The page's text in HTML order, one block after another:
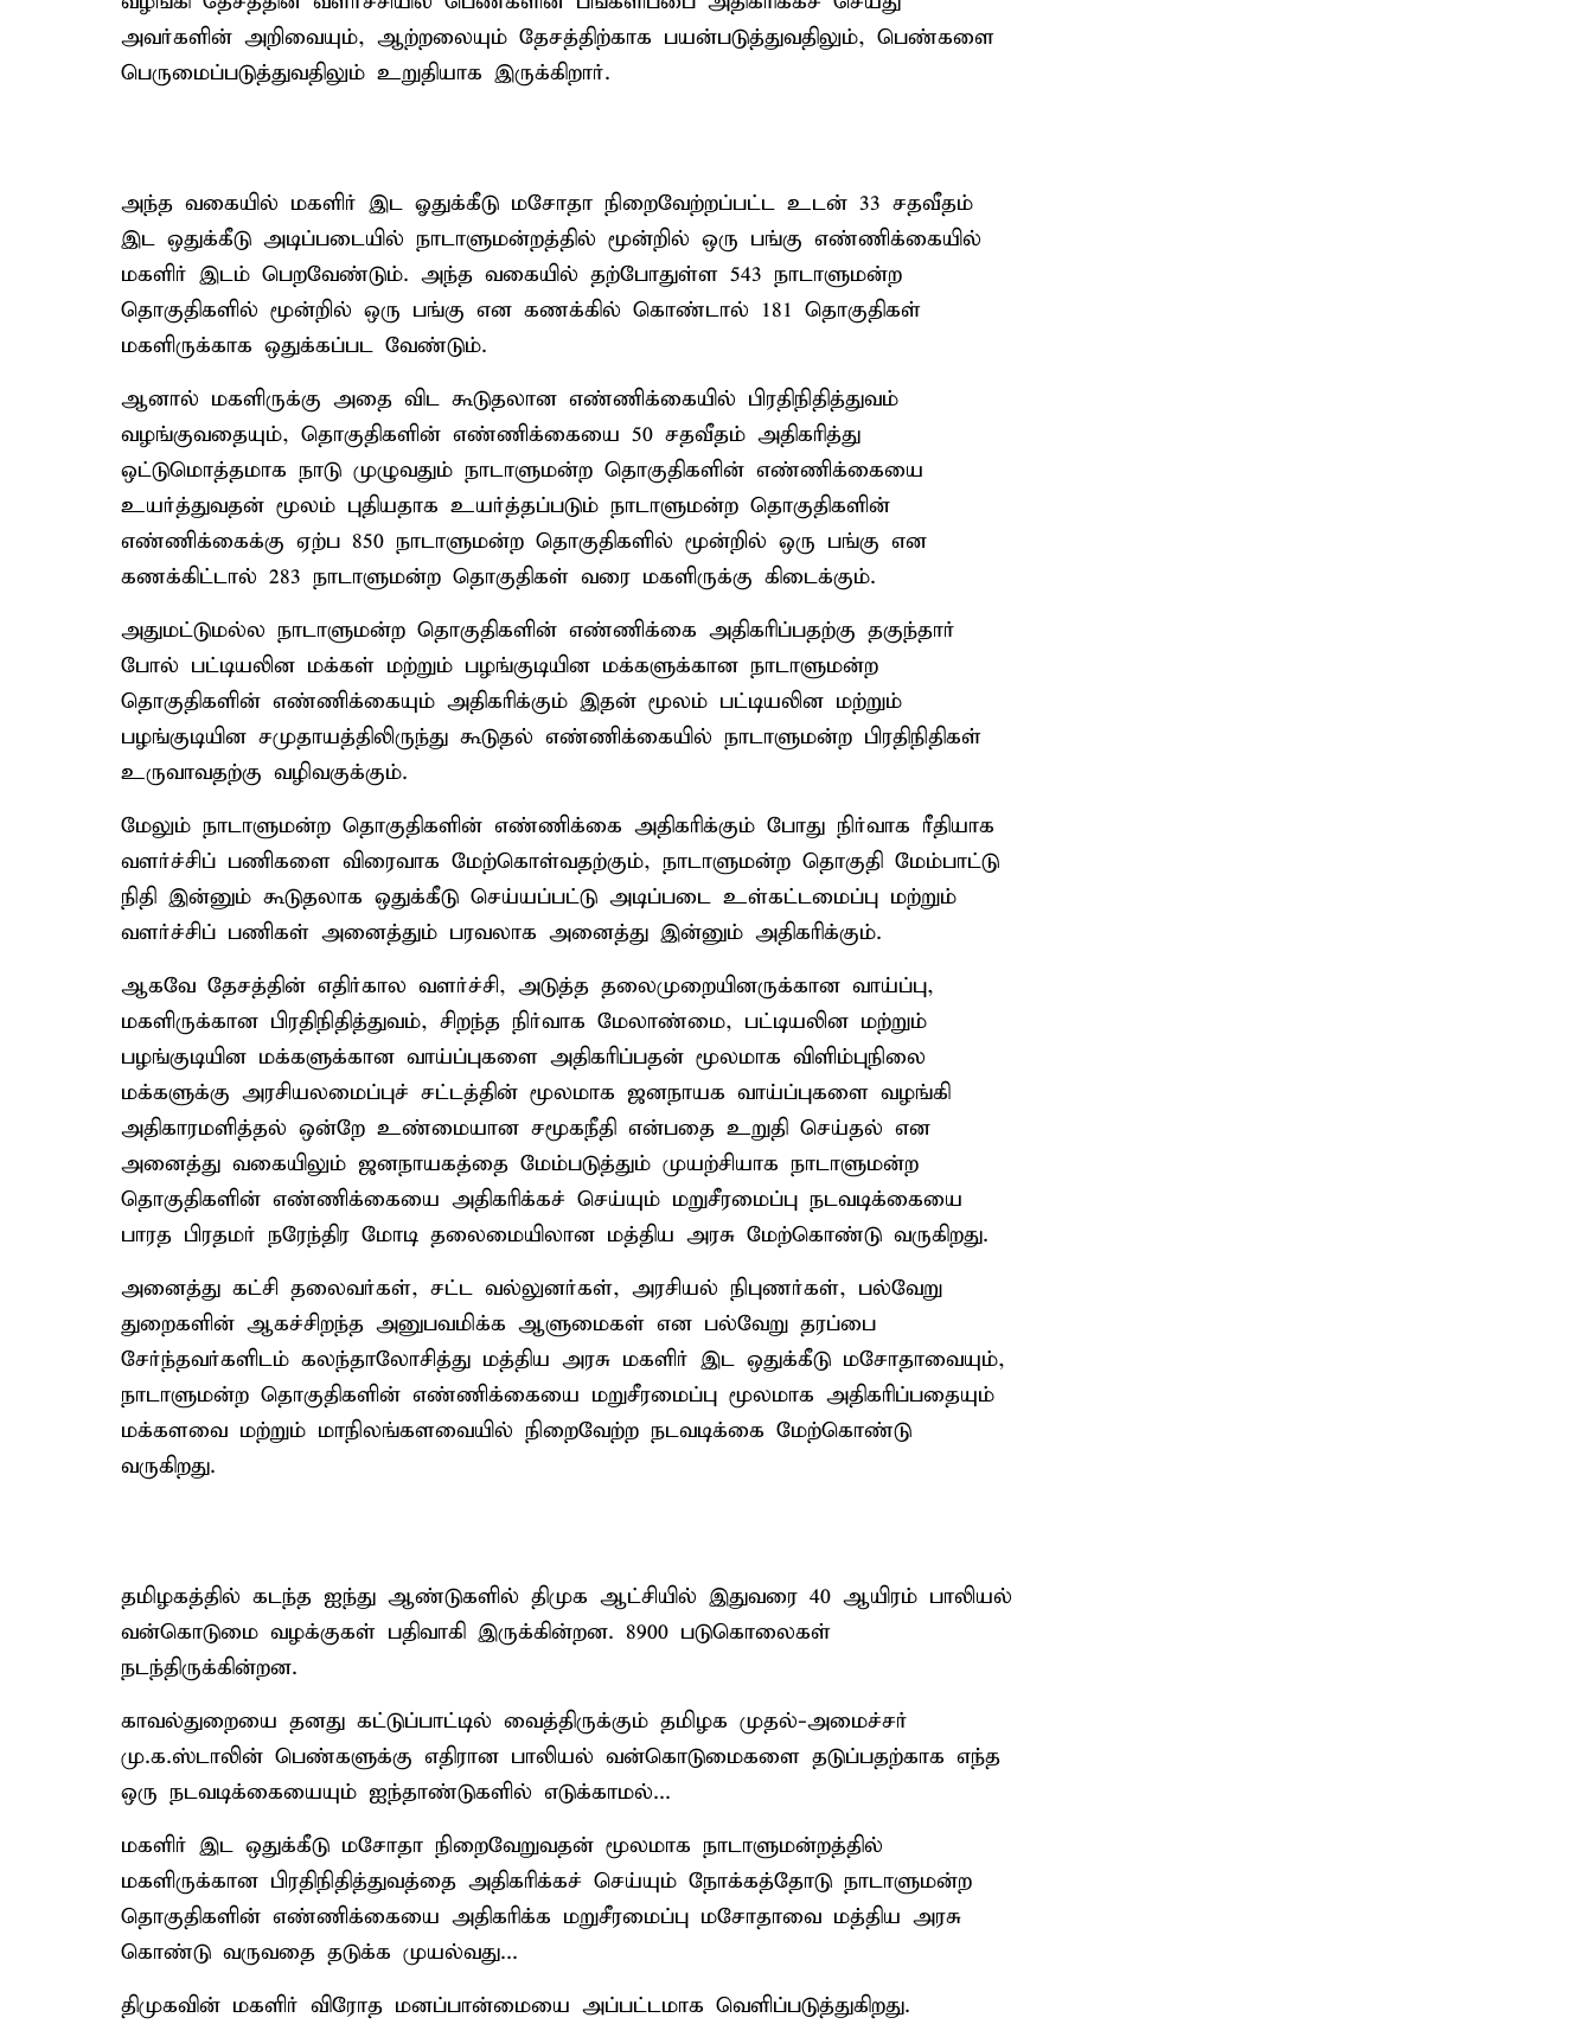
அவர்களின் அறிவையும், ஆற்றலையும் தேசத்திற்காக பயன்படுத்துவதிலும், பெண்களை
பெருமைப்படுத்துவதிலும் உறுதியாக இருக்கிறார்.
அந்த வகையில் மகளிர் இட ஓதுக்கீடு மசோதா நிறைவேற்றப்பட்ட உடன் 33 சதவீதம்
இட ஒதுக்கீடு அடிப்படையில் நாடாளுமன்றத்தில் மூன்றில் ஒரு பங்கு எண்ணிக்கையில்
மகளிர் இடம் பெறவேண்டும். அந்த வகையில் தற்போதுள்ள 543 நாடாளுமன்ற
தொகுதிகளில் மூன்றில் ஒரு பங்கு என கணக்கில் கொண்டால் 181 தொகுதிகள்
மகளிருக்காக ஒதுக்கப்பட வேண்டும்.
ஆனால் மகளிருக்கு அதை விட கூடுதலான எண்ணிக்கையில் பிரதிநிதித்துவம்
வழங்குவதையும், தொகுதிகளின் எண்ணிக்கையை 50 சதவீதம் அதிகரித்து
ஒட்டுமொத்தமாக நாடு முழுவதும் நாடாளுமன்ற தொகுதிகளின் எண்ணிக்கையை
உயர்த்துவதன் மூலம் புதியதாக உயர்த்தப்படும் நாடாளுமன்ற தொகுதிகளின்
எண்ணிக்கைக்கு ஏற்ப 850 நாடாளுமன்ற தொகுதிகளில் மூன்றில் ஒரு பங்கு என
கணக்கிட்டால் 283 நாடாளுமன்ற தொகுதிகள் வரை மகளிருக்கு கிடைக்கும்.
அதுமட்டுமல்ல நாடாளுமன்ற தொகுதிகளின் எண்ணிக்கை அதிகரிப்பதற்கு தகுந்தார்
போல் பட்டியலின மக்கள் மற்றும் பழங்குடியின மக்களுக்கான நாடாளுமன்ற
தொகுதிகளின் எண்ணிக்கையும் அதிகரிக்கும் இதன் மூலம் பட்டியலின மற்றும்
பழங்குடியின சமுதாயத்திலிருந்து கூடுதல் எண்ணிக்கையில் நாடாளுமன்ற பிரதிநிதிகள்
உருவாவதற்கு வழிவகுக்கும்.
மேலும் நாடாளுமன்ற தொகுதிகளின் எண்ணிக்கை அதிகரிக்கும் போது நிர்வாக ரீதியாக
வளர்ச்சிப் பணிகளை விரைவாக மேற்கொள்வதற்கும், நாடாளுமன்ற தொகுதி மேம்பாட்டு
நிதி இன்னும் கூடுதலாக ஒதுக்கீடு செய்யப்பட்டு அடிப்படை உள்கட்டமைப்பு மற்றும்
வளர்ச்சிப் பணிகள் அனைத்தும் பரவலாக அனைத்து இன்னும் அதிகரிக்கும்.
ஆகவே தேசத்தின் எதிர்கால வளர்ச்சி, அடுத்த தலைமுறையினருக்கான வாய்ப்பு,
மகளிருக்கான பிரதிநிதித்துவம், சிறந்த நிர்வாக மேலாண்மை, பட்டியலின மற்றும்
பழங்குடியின மக்களுக்கான வாய்ப்புகளை அதிகரிப்பதன் மூலமாக விளிம்புநிலை
மக்களுக்கு அரசியலமைப்புச் சட்டத்தின் மூலமாக ஜனநாயக வாய்ப்புகளை வழங்கி
அதிகாரமளித்தல் ஒன்றே உண்மையான சமூகநீதி என்பதை உறுதி செய்தல் என
அனைத்து வகையிலும் ஜனநாயகத்தை மேம்படுத்தும் முயற்சியாக நாடாளுமன்ற
தொகுதிகளின் எண்ணிக்கையை அதிகரிக்கச் செய்யும் மறுசீரமைப்பு நடவடிக்கையை
பாரத பிரதமர் நரேந்திர மோடி தலைமையிலான மத்திய அரசு மேற்கொண்டு வருகிறது.
அனைத்து கட்சி தலைவர்கள், சட்ட வல்லுனர்கள், அரசியல் நிபுணர்கள், பல்வேறு
துறைகளின் ஆகச்சிறந்த அனுபவமிக்க ஆளுமைகள் என பல்வேறு தரப்பை
சேர்ந்தவர்களிடம் கலந்தாலோசித்து மத்திய அரசு மகளிர் இட ஒதுக்கீடு மசோதாவையும்,
நாடாளுமன்ற தொகுதிகளின் எண்ணிக்கையை மறுசீரமைப்பு மூலமாக அதிகரிப்பதையும்
மக்களவை மற்றும் மாநிலங்களவையில் நிறைவேற்ற நடவடிக்கை மேற்கொண்டு
வருகிறது.
தமிழகத்தில் கடந்த ஐந்து ஆண்டுகளில் திமுக ஆட்சியில் இதுவரை 40 ஆயிரம் பாலியல்
வன்கொடுமை வழக்குகள் பதிவாகி இருக்கின்றன. 8900 படுகொலைகள்
நடந்திருக்கின்றன.
காவல்துறையை தனது கட்டுப்பாட்டில் வைத்திருக்கும் தமிழக முதல்-அமைச்சர்
மு.க.ஸ்டாலின் பெண்களுக்கு எதிரான பாலியல் வன்கொடுமைகளை தடுப்பதற்காக எந்த
ஒரு நடவடிக்கையையும் ஐந்தாண்டுகளில் எடுக்காமல்...
மகளிர் இட ஒதுக்கீடு மசோதா நிறைவேறுவதன் மூலமாக நாடாளுமன்றத்தில்
மகளிருக்கான பிரதிநிதித்துவத்தை அதிகரிக்கச் செய்யும் நோக்கத்தோடு நாடாளுமன்ற
தொகுதிகளின் எண்ணிக்கையை அதிகரிக்க மறுசீரமைப்பு மசோதாவை மத்திய அரசு
கொண்டு வருவதை தடுக்க முயல்வது...
திமுகவின் மகளிர் விரோத மனப்பான்மையை அப்பட்டமாக வெளிப்படுத்துகிறது.